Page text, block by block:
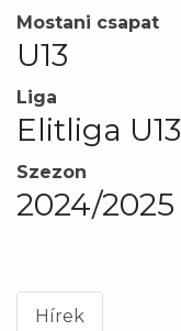
Mostani csapat
U13
Liga
Elitliga U13
Szezon
2024/2025
Hírek